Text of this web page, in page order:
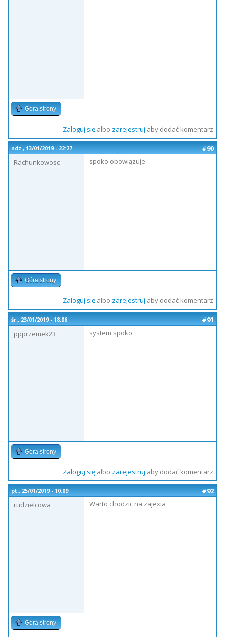
Góra strony
Zaloguj sięalbo zarejestruj aby dodać komentarz
ndz., 13/01/2019 - 22:27
#90
Rachunkowosc
spoko obowiązuje
Góra strony
Zaloguj sięalbo zarejestruj aby dodać komentarz
śr., 23/01/2019 - 18:06
#91
ppprzemek23
system spoko
Góra strony
Zaloguj sięalbo zarejestruj aby dodać komentarz
pt., 25/01/2019 - 10:09
#92
rudzielcowa
Warto chodzic na zajexia
Góra strony